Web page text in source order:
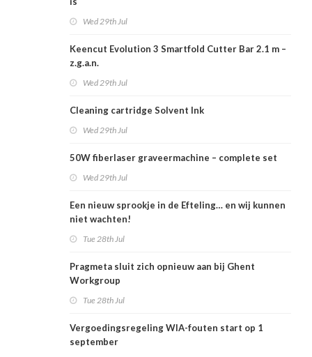
Wed 29th Jul
Keencut Evolution 3 Smartfold Cutter Bar 2.1 m –
z.g.a.n.
Wed 29th Jul
Cleaning cartridge Solvent Ink
Wed 29th Jul
50W fiberlaser graveermachine – complete set
Wed 29th Jul
Een nieuw sprookje in de Efteling… en wij kunnen
niet wachten!
Tue 28th Jul
Pragmeta sluit zich opnieuw aan bij Ghent
Workgroup
Tue 28th Jul
Vergoedingsregeling WIA-fouten start op 1
september